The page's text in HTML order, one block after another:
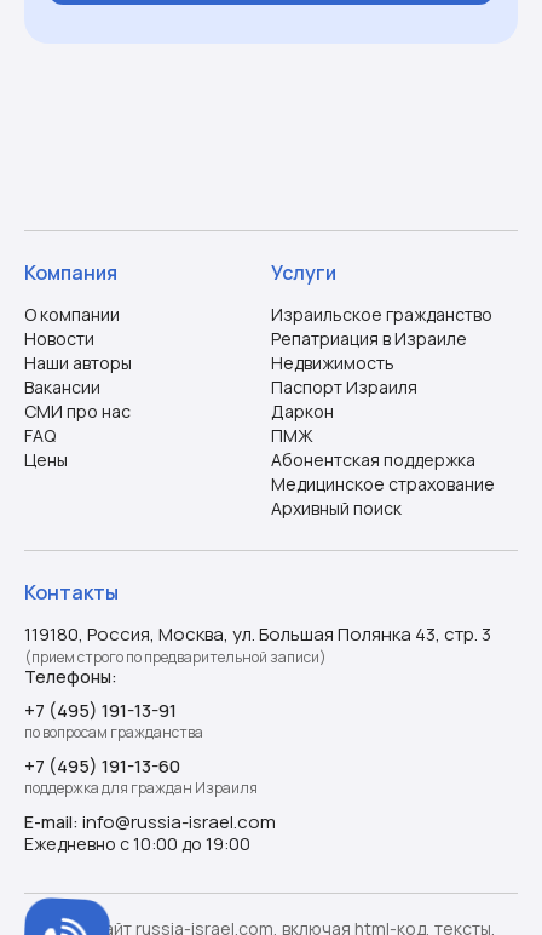
Компания
О компании
Новости
Наши авторы
Вакансии
СМИ про нас
FAQ
Цены
Услуги
Израильское гражданство
Репатриация в Израиле
Недвижимость
Паспорт Израиля
Даркон
ПМЖ
Абонентская поддержка
Медицинское страхование
Архивный поиск
Контакты
119180, Россия, Москва, ул. Большая Полянка 43, стр. 3
(прием строго по предварительной записи)
Телефоны:
+7 (495) 191-13-91
по вопросам гражданства
+7 (495) 191-13-60
поддержка для граждан Израиля
E-mail: info@russia-israel.com
Ежедневно с 10:00 до 19:00
©️ 2026. Сайт russia-israel.com, включая html-код, тексты,